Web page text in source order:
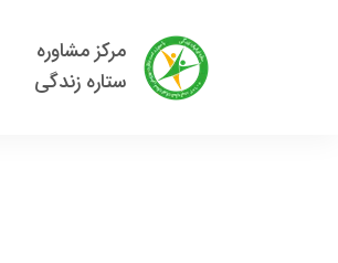
مرکز مشاوره
ستاره زندگی